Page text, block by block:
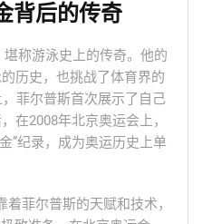
背后的传奇
称游泳史上的传奇。他的
历史，也挑战了体育界的
菲尔普斯首次展示了自己
在2008年北京奥运会上，
”纪录，成为奥运历史上单
菲尔普斯的天赋和技术，